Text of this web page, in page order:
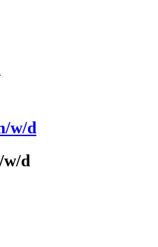
w/d
d